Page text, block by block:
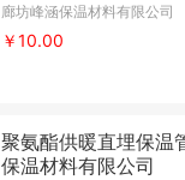
廊坊峰涵保温材料有限公司
￥10.00
聚氨酯供暖直埋保温
保温材料有限公司